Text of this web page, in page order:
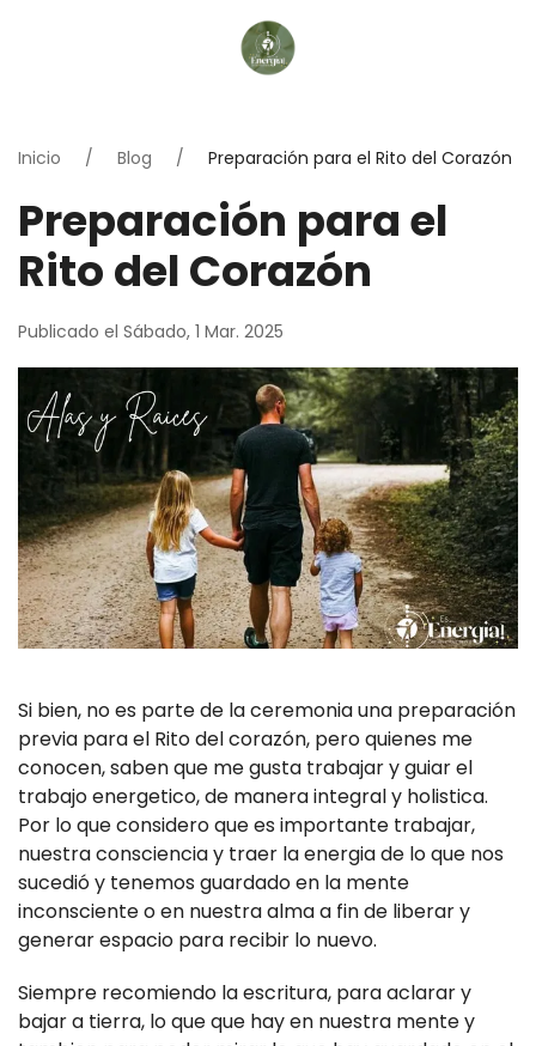
Inicio Blog Preparación para el Rito del Corazón
Preparación para el
Rito del Corazón
Publicado el Sábado, 1 Mar. 2025
Si bien, no es parte de la ceremonia una preparación
previa para el Rito del corazón, pero quienes me
conocen, saben que me gusta trabajar y guiar el
trabajo energetico, de manera integral y holistica.
Por lo que considero que es importante trabajar,
nuestra consciencia y traer la energia de lo que nos
sucedió y tenemos guardado en la mente
inconsciente o en nuestra alma a fin de liberar y
generar espacio para recibir lo nuevo.
Siempre recomiendo la escritura, para aclarar y
bajar a tierra, lo que que hay en nuestra mente y